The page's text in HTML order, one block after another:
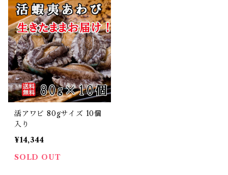
活アワビ 80gサイズ 10個
入り
¥14,344
SOLD OUT